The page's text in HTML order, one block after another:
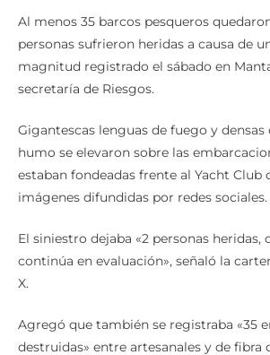
Al menos 35 barcos pesqueros
personas sufrieron heridas a causa de
magnitud registrado el sábado en
secretaría de Riesgos.
Gigantescas lenguas de fuego y
humo se elevaron sobre las
estaban fondeadas frente al Yacht Club
imágenes difundidas por redes sociales.
El siniestro dejaba «2 personas heridas,
continúa en evaluación», señaló la
X.
Agregó que también se registraba «35
destruidas» entre artesanales y de fibra